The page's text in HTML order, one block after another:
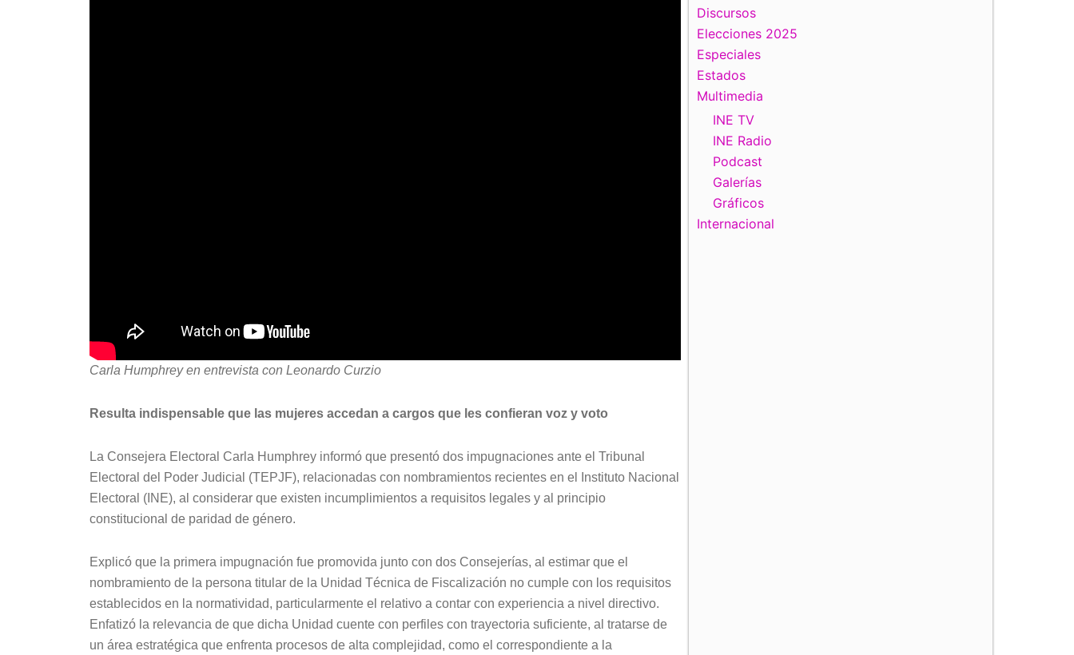
Carla Humphrey en entrevista con Leonardo Curzio
Resulta indispensable que las mujeres accedan a cargos que les confieran voz y voto
La Consejera Electoral Carla Humphrey informó que presentó dos impugnaciones ante el Tribunal
Electoral del Poder Judicial (TEPJF), relacionadas con nombramientos recientes en el Instituto Nacional
Electoral (INE), al considerar que existen incumplimientos a requisitos legales y al principio
constitucional de paridad de género.
Explicó que la primera impugnación fue promovida junto con dos Consejerías, al estimar que el
nombramiento de la persona titular de la Unidad Técnica de Fiscalización no cumple con los requisitos
establecidos en la normatividad, particularmente el relativo a contar con experiencia a nivel directivo.
Enfatizó la relevancia de que dicha Unidad cuente con perfiles con trayectoria suficiente, al tratarse de
un área estratégica que enfrenta procesos de alta complejidad, como el correspondiente a la
Discursos
Elecciones 2025
Especiales
Estados
Multimedia
INE TV
INE Radio
Podcast
Galerías
Gráficos
Internacional